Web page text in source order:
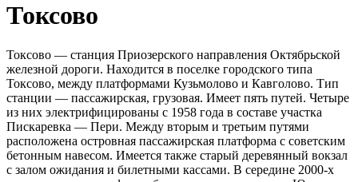
Токсово
Токсово — станция Приозерского направления Октябрьской
железной дороги. Находится в поселке городского типа
Токсово, между платформами Кузьмолово и Кавголово. Тип
станции — пассажирская, грузовая. Имеет пять путей. Четыре
из них электрифицированы с 1958 года в составе участка
Пискаревка — Пери. Между вторым и третьим путями
расположена островная пассажирская платформа с советским
бетонным навесом. Имеется также старый деревянный вокзал
с залом ожидания и билетными кассами. В середине 2000-х